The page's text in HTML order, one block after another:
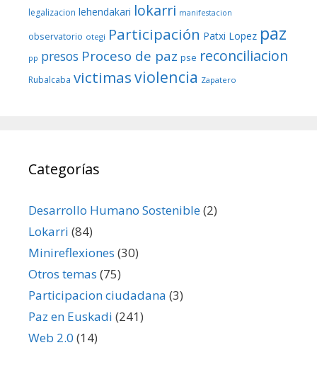
legalizacion lehendakari lokarri manifestacion
observatorio otegi Participación Patxi Lopez paz
pp presos Proceso de paz pse reconciliacion
Rubalcaba victimasviolencia Zapatero
Categorías
Desarrollo Humano Sostenible(2)
Lokarri (84)
Minireflexiones (30)
Otros temas (75)
Participacion ciudadana (3)
Paz en Euskadi (241)
Web 2.0 (14)